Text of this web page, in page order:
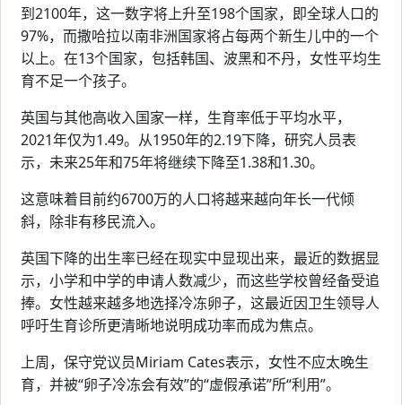
到2100年，这一数字将上升至198个国家，即全球人口的
97%，而撒哈拉以南非洲国家将占每两个新生儿中的一个
以上。在13个国家，包括韩国、波黑和不丹，女性平均生
育不足一个孩子。
英国与其他高收入国家一样，生育率低于平均水平，
2021年仅为1.49。从1950年的2.19下降，研究人员表
示，未来25年和75年将继续下降至1.38和1.30。
这意味着目前约6700万的人口将越来越向年长一代倾
斜，除非有移民流入。
英国下降的出生率已经在现实中显现出来，最近的数据显
示，小学和中学的申请人数减少，而这些学校曾经备受追
捧。女性越来越多地选择冷冻卵子，这最近因卫生领导人
呼吁生育诊所更清晰地说明成功率而成为焦点。
上周，保守党议员Miriam Cates表示，女性不应太晚生
育，并被“卵子冷冻会有效”的“虚假承诺”所“利用”。